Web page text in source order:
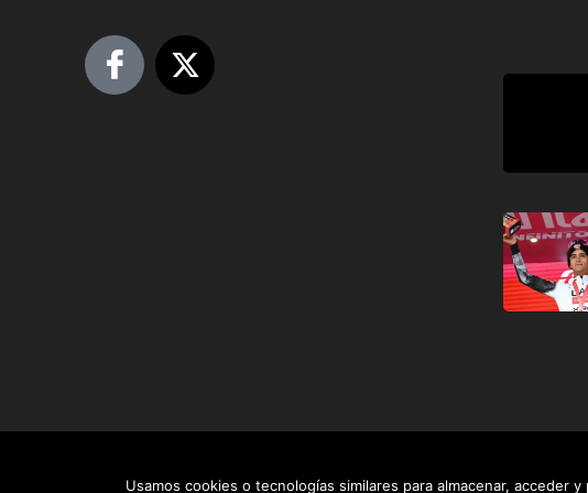
Aviso de Privacidad Política de Cookies. Distrito
Usamos cookies o tecnologías similares para almacenar,